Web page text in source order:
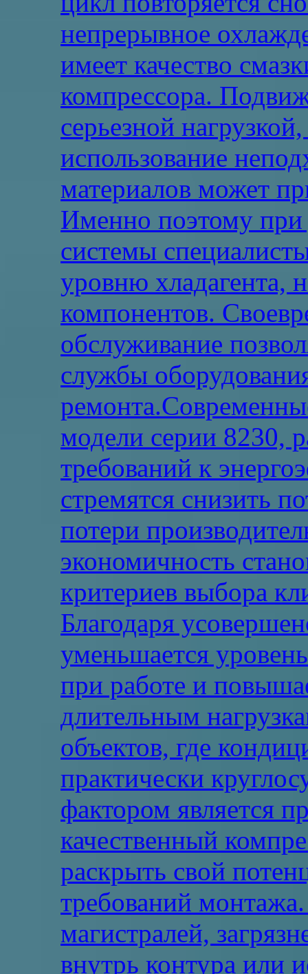
непрерывное
имеет качество
компрессора.
серьезной
использование
материалов может
Именно поэтому при
системы
уровню хладагента,
компонентов.
обслуживание
службы
модели серии 8230,
требований к
стремятся снизить
потери
экономичность
критериев выбора
Благодаря
уменьшается
при работе и
длительным
объектов, где
практически
фактором является
качественный
раскрыть свой
требований
магистралей,
внутрь контура или